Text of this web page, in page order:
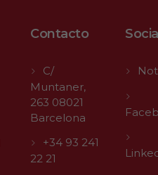
Contacto
C/
Muntaner,
263 08021
Barcelona
+34 93 241
22 21